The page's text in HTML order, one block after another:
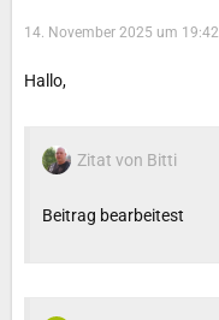
14. November 2025 um 19:42
Hallo,
Zitat von Bitti
Beitrag bearbeitest